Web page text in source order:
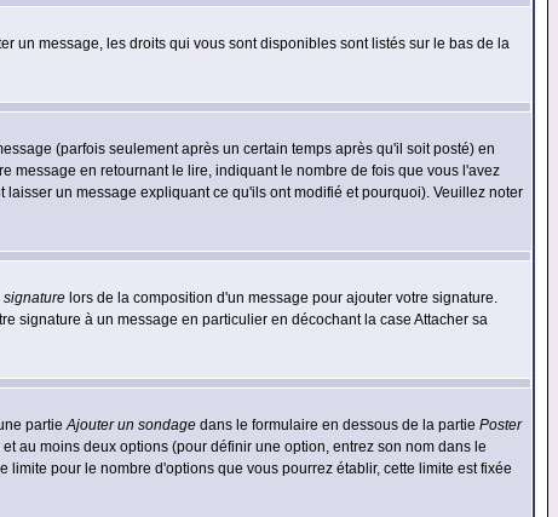
un message, les droits qui vous sont disponibles sont listés sur le bas de la
(parfois seulement après un certain temps après qu'il soit posté) en
message en retournant le lire, indiquant le nombre de fois que vous l'avez
un message expliquant ce qu'ils ont modifié et pourquoi). Veuillez noter
signature lors de la composition d'un message pour ajouter votre signature.
signature à un message en particulier en décochant la case Attacher sa
partieAjouter un sondage dans le formulaire en dessous de la partie Poster
au moins deux options (pour définir une option, entrez son nom dans le
pour le nombre d'options que vous pourrez établir, cette limite est fixée